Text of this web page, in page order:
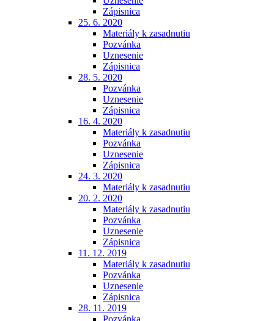
Zápisnica
25. 6. 2020
Materiály k zasadnutiu
Pozvánka
Uznesenie
Zápisnica
28. 5. 2020
Pozvánka
Uznesenie
Zápisnica
16. 4. 2020
Materiály k zasadnutiu
Pozvánka
Uznesenie
Zápisnica
24. 3. 2020
Materiály k zasadnutiu
20. 2. 2020
Materiály k zasadnutiu
Pozvánka
Uznesenie
Zápisnica
11. 12. 2019
Materiály k zasadnutiu
Pozvánka
Uznesenie
Zápisnica
28. 11. 2019
Pozvánka